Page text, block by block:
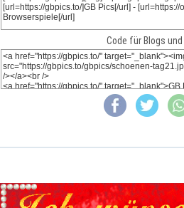
Code für Blogs und